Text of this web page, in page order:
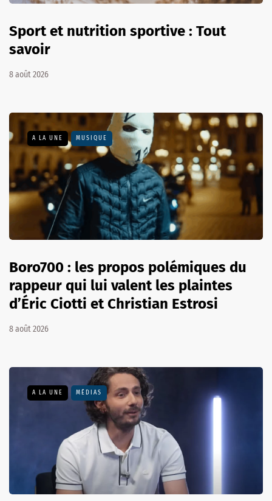
Sport et nutrition sportive : Tout
savoir
8 août 2026
A LA UNE MUSIQUE
Boro700 : les propos polémiques du
rappeur qui lui valent les plaintes
d’Éric Ciotti et Christian Estrosi
8 août 2026
A LA UNE MÉDIAS